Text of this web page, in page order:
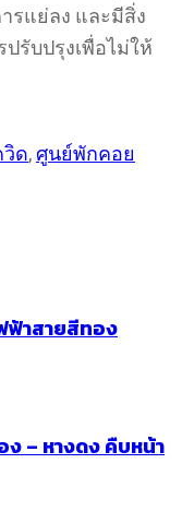
รแย่ลง และมีสิ่ง
รับปรุงเพื่อไม่ให้
วิด,ศูนย์พักคอย
ฟ้าสายสีทอง
ง – หางดง คืบหน้า